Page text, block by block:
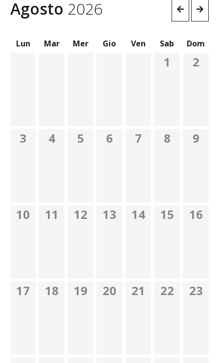
Agosto 2026
Lun Mar Mer Gio Ven Sab Dom
1 2
3 4 5 6 7 8 9
10 11 12 13 14 15 16
17 18 19 20 21 22 23